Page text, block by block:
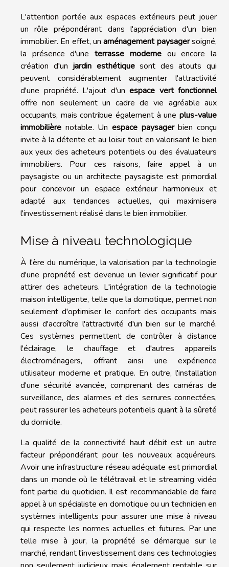
L'attention portée aux espaces extérieurs peut jouer
un rôle prépondérant dans l'appréciation d'un bien
immobilier. En effet, unaménagement paysagersoigné,
la présence d'uneterrasse moderneou encore la
création d'unjardin esthétiquesont des atouts qui
peuvent considérablement augmenter l'attractivité
d'une propriété. L'ajout d'un espace vert fonctionnel
offre non seulement un cadre de vie agréable aux
occupants, mais contribue également à une plus-value
immobilière notable. Un espace paysagerbien conçu
invite à la détente et au loisir tout en valorisant le bien
aux yeux des acheteurs potentiels ou des évaluateurs
immobiliers. Pour ces raisons, faire appel à un
paysagiste ou un architecte paysagiste est primordial
pour concevoir un espace extérieur harmonieux et
adapté aux tendances actuelles, qui maximisera
l'investissement réalisé dans le bien immobilier.
Mise à niveau technologique
À l'ère du numérique, la valorisation par la technologie
d'une propriété est devenue un levier significatif pour
attirer des acheteurs. L'intégration de la technologie
maison intelligente, telle que la domotique, permet non
seulement d'optimiser le confort des occupants mais
aussi d'accroître l'attractivité d'un bien sur le marché.
Ces systèmes permettent de contrôler à distance
l'éclairage, le chauffage et d'autres appareils
électroménagers, offrant ainsi une expérience
utilisateur moderne et pratique. En outre, l'installation
d'une sécurité avancée, comprenant des caméras de
surveillance, des alarmes et des serrures connectées,
peut rassurer les acheteurs potentiels quant à la sûreté
du domicile.
La qualité de la connectivité haut débit est un autre
facteur prépondérant pour les nouveaux acquéreurs.
Avoir une infrastructure réseau adéquate est primordial
dans un monde où le télétravail et le streaming vidéo
font partie du quotidien. Il est recommandable de faire
appel à un spécialiste en domotique ou un technicien en
systèmes intelligents pour assurer une mise à niveau
qui respecte les normes actuelles et futures. Par une
telle mise à jour, la propriété se démarque sur le
marché, rendant l'investissement dans ces technologies